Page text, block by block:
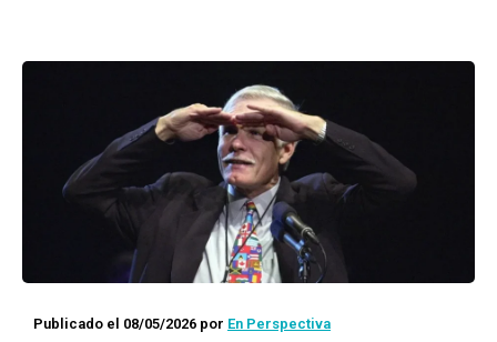
Publicado el 08/05/2026 por En Perspectiva